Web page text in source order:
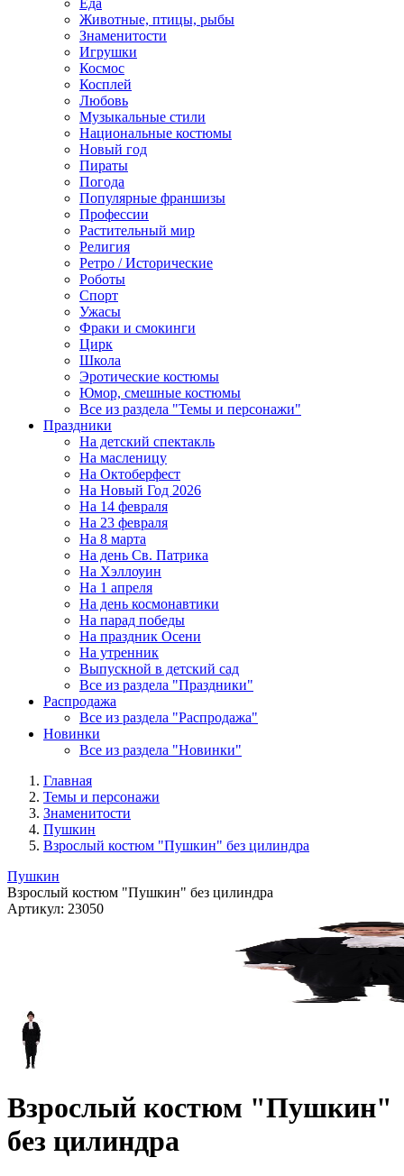
Еда
Животные, птицы, рыбы
Знаменитости
Игрушки
Космос
Косплей
Любовь
Музыкальные стили
Национальные костюмы
Новый год
Пираты
Погода
Популярные франшизы
Профессии
Растительный мир
Религия
Ретро / Исторические
Роботы
Спорт
Ужасы
Фраки и смокинги
Цирк
Школа
Эротические костюмы
Юмор, смешные костюмы
Все из раздела "Темы и персонажи"
Праздники
На детский спектакль
На масленицу
На Октоберфест
На Новый Год 2026
На 14 февраля
На 23 февраля
На 8 марта
На день Св. Патрика
На Хэллоуин
На 1 апреля
На день космонавтики
На парад победы
На праздник Осени
На утренник
Выпускной в детский сад
Все из раздела "Праздники"
Распродажа
Все из раздела "Распродажа"
Новинки
Все из раздела "Новинки"
Главная
Темы и персонажи
Знаменитости
Пушкин
Взрослый костюм "Пушкин" без цилиндра
Пушкин
Взрослый костюм "Пушкин" без цилиндра
Артикул: 23050
Взрослый костюм "Пушкин"
без цилиндра